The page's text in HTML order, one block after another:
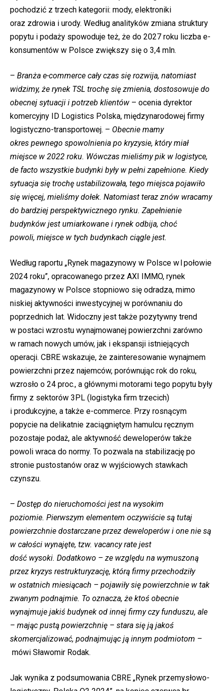
pochodzić z trzech kategorii: mody, elektroniki
oraz zdrowia i urody. Według analityków zmiana struktury
popytu i podaży spowoduje też, że do 2027 roku liczba e-
konsumentów w Polsce zwiększy się o 3,4 mln.
– Branża e-commerce cały czas się rozwija, natomiast
widzimy, że rynek TSL trochę się zmienia, dostosowuje do
obecnej sytuacji i potrzeb klientów – ocenia dyrektor
komercyjny ID Logistics Polska, międzynarodowej firmy
logistyczno-transportowej. – Obecnie mamy
okres pewnego spowolnienia po kryzysie, który miał
miejsce w 2022 roku. Wówczas mieliśmy pik w logistyce,
de facto wszystkie budynki były w pełni zapełnione. Kiedy
sytuacja się trochę ustabilizowała, tego miejsca pojawiło
się więcej, mieliśmy dołek. Natomiast teraz znów wracamy
do bardziej perspektywicznego rynku. Zapełnienie
budynków jest umiarkowane i rynek odbija, choć
powoli, miejsce w tych budynkach ciągle jest.
Według raportu „Rynek magazynowy w Polsce w I połowie
2024 roku”, opracowanego przez AXI IMMO, rynek
magazynowy w Polsce stopniowo się odradza, mimo
niskiej aktywności inwestycyjnej w porównaniu do
poprzednich lat. Widoczny jest także pozytywny trend
w postaci wzrostu wynajmowanej powierzchni zarówno
w ramach nowych umów, jak i ekspansji istniejących
operacji. CBRE wskazuje, że zainteresowanie wynajmem
powierzchni przez najemców, porównując rok do roku,
wzrosło o 24 proc., a głównymi motorami tego popytu były
firmy z sektorów 3PL (logistyka firm trzecich)
i produkcyjne, a także e-commerce. Przy rosnącym
popycie na delikatnie zaciągniętym hamulcu ręcznym
pozostaje podaż, ale aktywność deweloperów także
powoli wraca do normy. To pozwala na stabilizację po
stronie pustostanów oraz w wyjściowych stawkach
czynszu.
– Dostęp do nieruchomości jest na wysokim
poziomie. Pierwszym elementem oczywiście są tutaj
powierzchnie dostarczane przez deweloperów i one nie są
w całości wynajęte, tzw. vacancy rate jest
dość wysoki. Dodatkowo – ze względu na wymuszoną
przez kryzys restrukturyzację, którą firmy przechodziły
w ostatnich miesiącach – pojawiły się powierzchnie w tak
zwanym podnajmie. To oznacza, że ktoś obecnie
wynajmuje jakiś budynek od innej firmy czy funduszu, ale
– mając pustą powierzchnię – stara się ją jakoś
skomercjalizować, podnajmując ją innym podmiotom –
mówi Sławomir Rodak.
Jak wynika z podsumowania CBRE „Rynek przemysłowo-